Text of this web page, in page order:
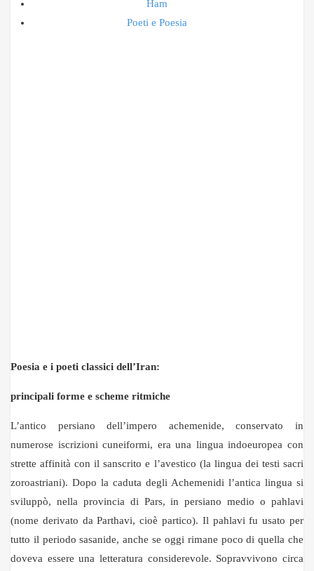
Ham
Poeti e Poesia
Poesia e i poeti classici dell’Iran:
principali forme e scheme ritmiche
L’antico persiano dell’impero achemenide, conservato in
numerose iscrizioni cuneiformi, era una lingua indoeuropea con
strette affinità con il sanscrito e l’avestico (la lingua dei testi sacri
zoroastriani). Dopo la caduta degli Achemenidi l’antica lingua si
sviluppò, nella provincia di Pars, in persiano medio o pahlavi
(nome derivato da Parthavi, cioè partico). Il pahlavi fu usato per
tutto il periodo sasanide, anche se oggi rimane poco di quella che
doveva essere una letteratura considerevole. Sopravvivono circa